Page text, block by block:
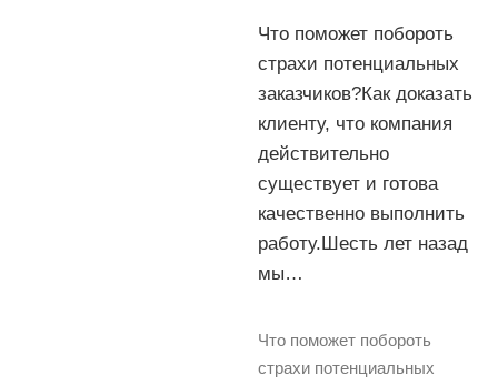
Что поможет побороть
страхи потенциальных
заказчиков?Как доказать
клиенту, что компания
действительно
существует и готова
качественно выполнить
работу.Шесть лет назад
мы…
Что поможет побороть
страхи потенциальных